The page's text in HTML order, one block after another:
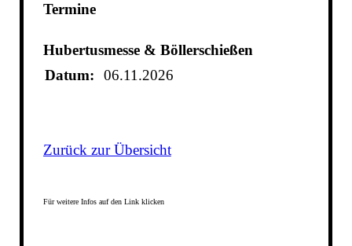
Termine
Hubertusmesse & Böllerschießen
Datum:
06.11.2026
Zurück zur Übersicht
Für weitere Infos auf den Link klicken